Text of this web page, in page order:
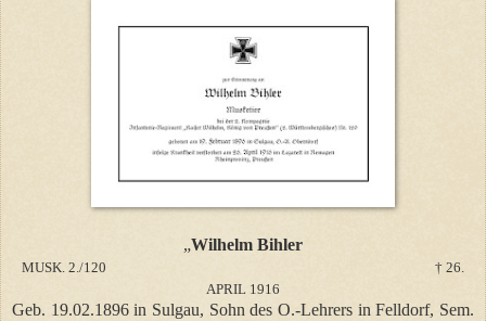
„Wilhelm Bihler
MUSK. 2./120 † 26.
APRIL 1916
Geb. 19.02.1896 in Sulgau, Sohn des O.-Lehrers in Felldorf, Sem.